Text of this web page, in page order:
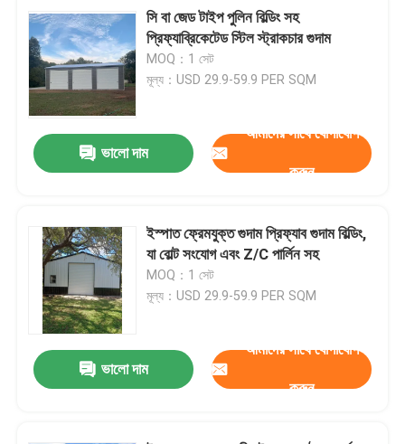
ইস্পাত কাঠামো গুদাম
স্টিল স্ট্রাকচার ওয়ার্কশপ
ইস্পাত স্ট্রাকচার বিল্ডিং
গবাদি পশু ফার্ম হাউস
ইস্পাত ফ্রেম অফিস বিল্ডিং
কাঠামোগত ইস্পাত হ্যাঙ্গার
সি বা জেড টাইপ পুলিন বিল্ডিং সহ
প্রিফ্যাব্রিকেটেড স্টিল স্ট্রাকচার গুদাম
MOQ：1 সেট
মূল্য：USD 29.9-59.9 PER SQM
ভালো দাম
আমাদের সাথে যোগাযোগ
করুন
ইস্পাত ফ্রেমযুক্ত গুদাম প্রিফ্যাব গুদাম বিল্ডিং,
যা বোল্ট সংযোগ এবং Z/C পার্লিন সহ
MOQ：1 সেট
মূল্য：USD 29.9-59.9 PER SQM
ভালো দাম
আমাদের সাথে যোগাযোগ
করুন